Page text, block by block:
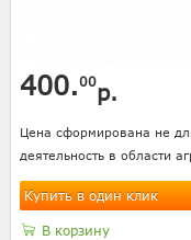
400.00р.
Цена сформирована не
деятельность в области
Купить в один клик
В корзину